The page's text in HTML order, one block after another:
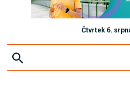
Čtvrtek 6.